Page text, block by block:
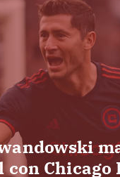
Chicago